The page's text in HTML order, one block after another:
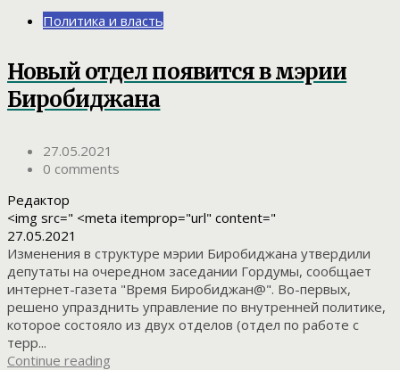
Политика и власть
Новый отдел появится в мэрии
Биробиджана
27.05.2021
0 comments
Редактор
<img src=" <meta itemprop="url" content="
27.05.2021
Изменения в структуре мэрии Биробиджана утвердили
депутаты на очередном заседании Гордумы, сообщает
интернет-газета "Время Биробиджан@". Во-первых,
решено упразднить управление по внутренней политике,
которое состояло из двух отделов (отдел по работе с
терр...
Continue reading